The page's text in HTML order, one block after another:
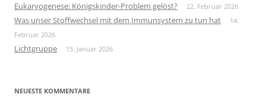
Eukaryogenese: Königskinder-Problem gelöst? 22. Februar 2026
Was unser Stoffwechsel mit dem Immunsystem zu tun hat
14.
Februar 2026
Lichtgruppe 15. Januar 2026
NEUESTE KOMMENTARE